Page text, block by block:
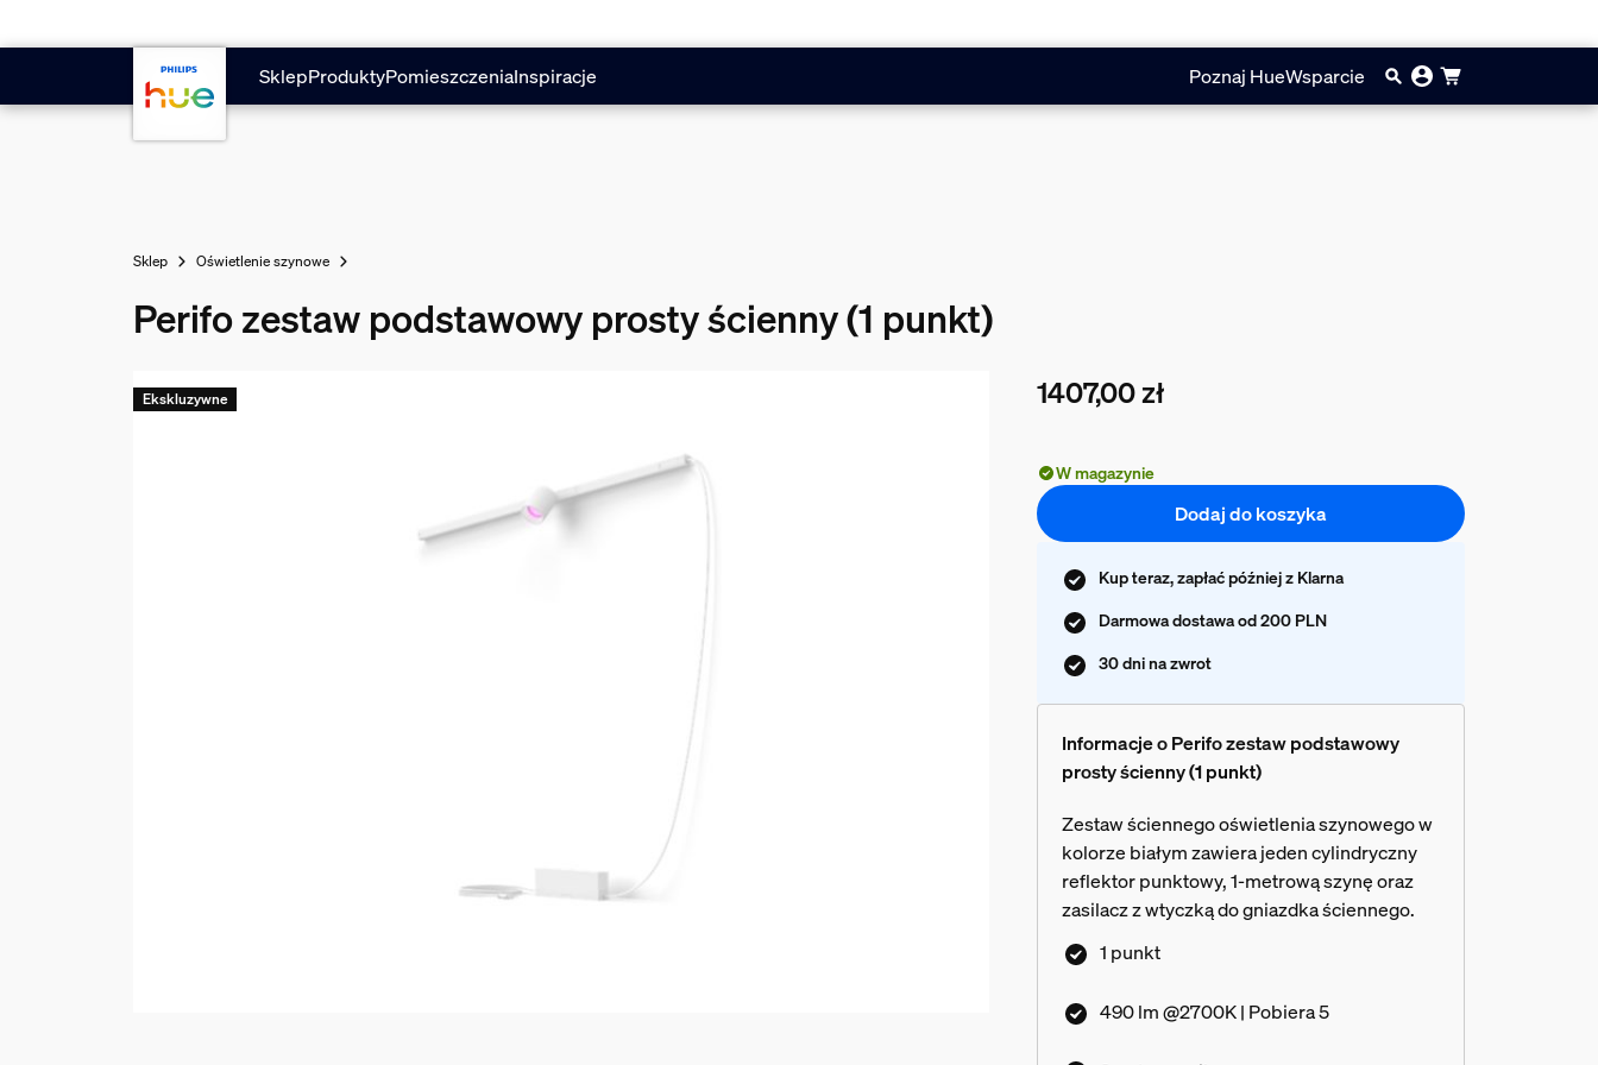
SklepProduktyPomieszczeniaInspiracje Poznaj HueWsparcie
Sklep Oświetlenie szynowe
Perifo zestaw podstawowy prosty ścienny (1 punkt)
1407,00 zł
Ekskluzywne
W magazynie
Dodaj do koszyka
Kup teraz, zapłać później z Klarna
Darmowa dostawa od 200 PLN
30 dni na zwrot
Informacje o Perifo zestaw podstawowy
prosty ścienny (1 punkt)
Zestaw ściennego oświetlenia szynowego w
kolorze białym zawiera jeden cylindryczny
reflektor punktowy, 1-metrową szynę oraz
zasilacz z wtyczką do gniazdka ściennego.
1 punkt
490 lm @2700K | Pobiera 5